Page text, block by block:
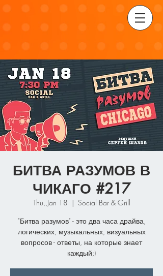
БИТВА РАЗУМОВ В
ЧИКАГО #217
Thu, Jan 18
  |
Social Bar & Grill
"Битва разумов" - это два часа драйва,
логических, музыкальных, визуальных
вопросов - ответы, на которые знает
каждый;)